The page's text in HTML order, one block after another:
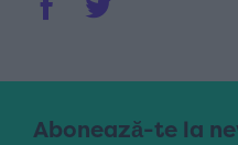
Abonează-te la